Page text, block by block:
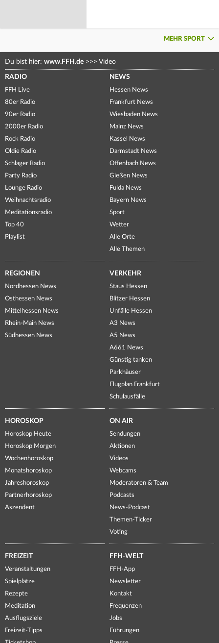
MEHR SPORT
Du bist hier: www.FFH.de >>> Video
RADIO
FFH Live
80er Radio
90er Radio
2000er Radio
Rock Radio
Oldie Radio
Schlager Radio
Party Radio
Lounge Radio
Weihnachtsradio
Meditationsradio
Top 40
Playlist
NEWS
Hessen News
Frankfurt News
Wiesbaden News
Mainz News
Kassel News
Darmstadt News
Offenbach News
Gießen News
Fulda News
Bayern News
Sport
Wetter
Alle Orte
Alle Themen
REGIONEN
Nordhessen News
Osthessen News
Mittelhessen News
Rhein-Main News
Südhessen News
VERKEHR
Staus Hessen
Blitzer Hessen
Unfälle Hessen
A3 News
A5 News
A661 News
Günstig tanken
Parkhäuser
Flugplan Frankfurt
Schulausfälle
HOROSKOP
Horoskop Heute
Horoskop Morgen
Wochenhoroskop
Monatshoroskop
Jahreshoroskop
Partnerhoroskop
Aszendent
ON AIR
Sendungen
Aktionen
Videos
Webcams
Moderatoren & Team
Podcasts
News-Podcast
Themen-Ticker
Voting
FREIZEIT
Veranstaltungen
Spielplätze
Rezepte
Meditation
Ausflugsziele
Freizeit-Tipps
FFH-WELT
FFH-App
Newsletter
Kontakt
Frequenzen
Jobs
Führungen